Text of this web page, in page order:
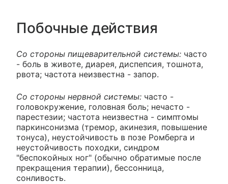
Побочные действия
Со стороны пищеварительной системы: часто
- боль в животе, диарея, диспепсия, тошнота,
рвота; частота неизвестна - запор.
Со стороны нервной системы: часто -
головокружение, головная боль; нечасто -
парестезии; частота неизвестна - симптомы
паркинсонизма (тремор, акинезия, повышение
тонуса), неустойчивость в позе Ромберга и
неустойчивость походки, синдром
"беспокойных ног" (обычно обратимые после
прекращения терапии), бессонница,
сонливость.